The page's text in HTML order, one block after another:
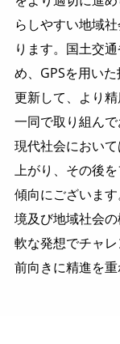
らしやすい地域
ります。国土交
め、GPSを用い
更新して、より
一同で取り組んで
現代社会におい
上がり、その後
傾向にございま
境及び地域社会
軟な発想でチャ
前向きに精進を重